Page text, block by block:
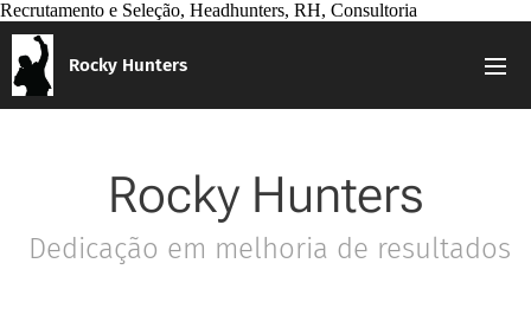
Recrutamento e Seleção, Headhunters, RH, Consultoria
Rocky Hunters
Rocky Hunters
Dedicação em melhoria de resultados